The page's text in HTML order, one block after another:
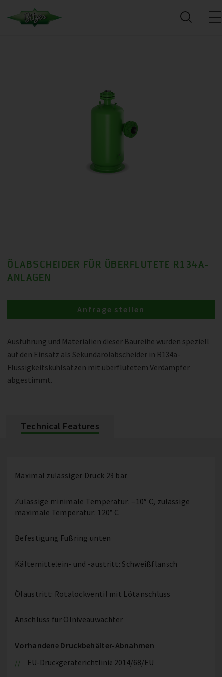
ÖLABSCHEIDER FÜR ÜBERFLUTETE R134A-
ANLAGEN
Ausführung und Materialien dieser Baureihe wurden speziell
auf den Einsatz als Sekundärölabscheider in R134a-
Flüssigkeitskühlsätzen mit überflutetem Verdampfer
abgestimmt.
Anfrage stellen
Technical Features
Maximal zulässiger Druck 28 bar
Zulässige minimale Temperatur: –10° C, zulässige
maximale Temperatur: 120° C
Befestigung Fußring unten
Kältemittelein- und -austritt: Schweißflansch
Ölaustritt: Rotalockventil mit Lötanschluss
Anschluss für Ölniveauwächter
Vorhandene Druckbehälter-Abnahmen
EU-Druckgeräterichtlinie 2014/68/EU